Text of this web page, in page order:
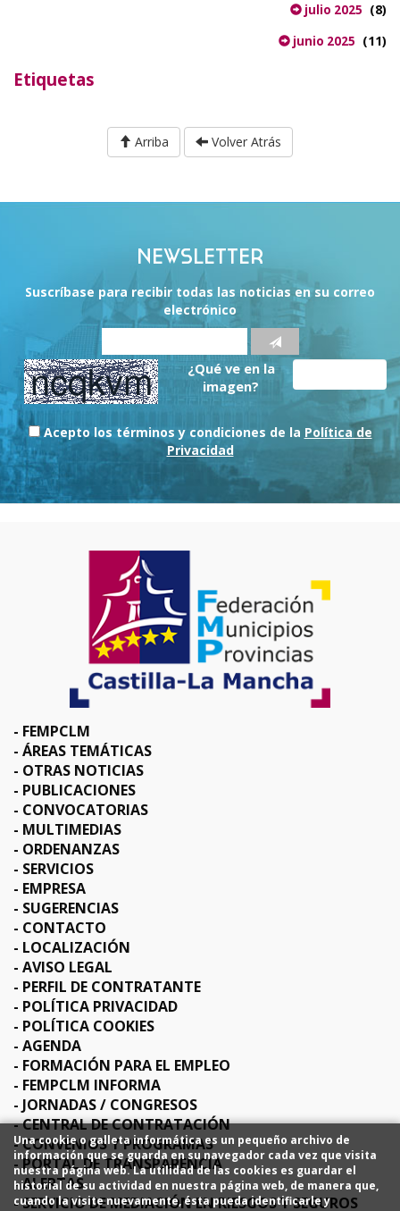
julio 2025 (8)
junio 2025 (11)
Etiquetas
Arriba Volver Atrás
NEWSLETTER
Suscríbase para recibir todas las noticias en su correo
electrónico
¿Qué ve en la
imagen?
Acepto los términos y condiciones de la Política de
Privacidad
FEMPCLM
ÁREAS TEMÁTICAS
OTRAS NOTICIAS
PUBLICACIONES
CONVOCATORIAS
MULTIMEDIAS
ORDENANZAS
SERVICIOS
EMPRESA
SUGERENCIAS
CONTACTO
LOCALIZACIÓN
AVISO LEGAL
PERFIL DE CONTRATANTE
POLÍTICA PRIVACIDAD
POLÍTICA COOKIES
AGENDA
FORMACIÓN PARA EL EMPLEO
FEMPCLM INFORMA
JORNADAS / CONGRESOS
CENTRAL DE CONTRATACIÓN
CONVENIOS Y PROGRAMAS
PORTAL DE TRANSPARENCIA
ALERTAS
SERVICIO DE MEDIACIÓN EN RIESGOS Y SEGUROS
Una cookie o galleta informática es un pequeño archivo de
información que se guarda en su navegador cada vez que visita
nuestra página web. La utilidad de las cookies es guardar el
historial de su actividad en nuestra página web, de manera que,
cuando la visite nuevamente, ésta pueda identificarle y